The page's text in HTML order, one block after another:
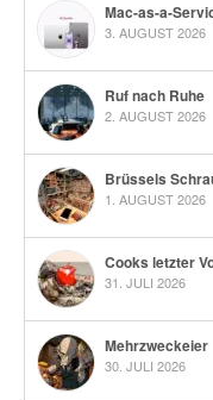
Mac-as-a-
3. AUGUST 2026
Ruf nach Ruhe
2. AUGUST 2026
Brüssels
1. AUGUST 2026
Cooks letzter
31. JULI 2026
Mehrzweckeier
30. JULI 2026